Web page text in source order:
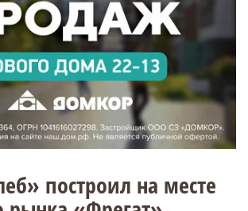
построил на месте